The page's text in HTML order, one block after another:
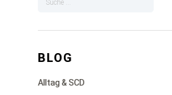
BLOG
Alltag & SCD